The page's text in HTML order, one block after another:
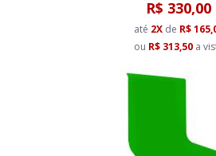
R$ 330,00
até 2Xde R$
ou R$ 313,50a